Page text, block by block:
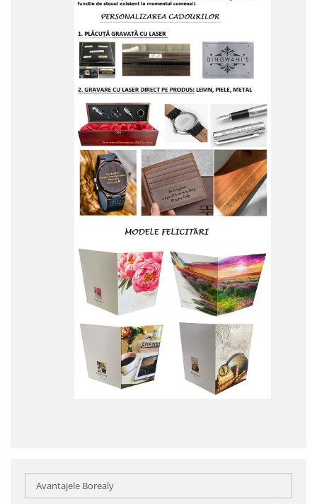
Avantajele Borealy